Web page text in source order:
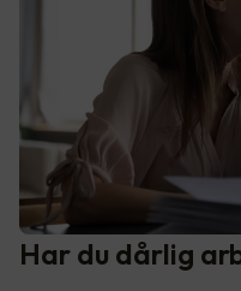
Har du dårlig